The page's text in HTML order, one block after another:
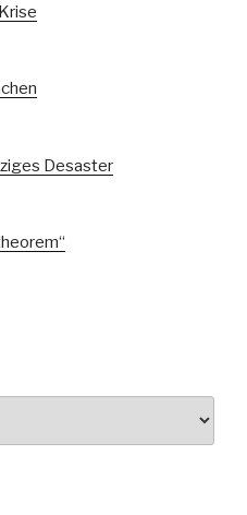
Desaster